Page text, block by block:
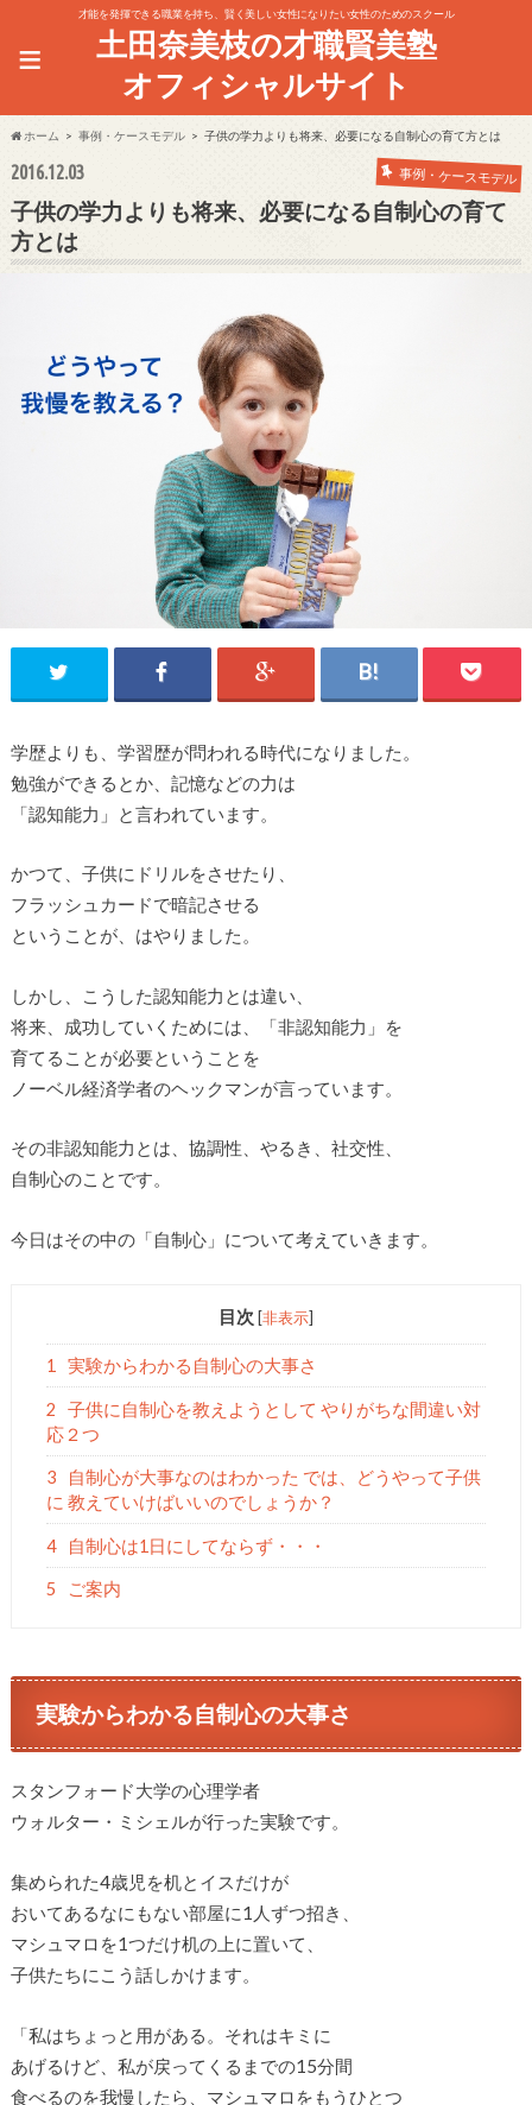
才能を発揮できる職業を持ち、賢く美しい女性になりたい女性のためのスクール
土田奈美枝の才職賢美塾
オフィシャルサイト
≡
ホーム 事例・ケースモデル 子供の学力よりも将来、必要になる自制心の育て方とは
2016.12.03 事例・ケースモデル
子供の学力よりも将来、必要になる自制心の育て
方とは
学歴よりも、学習歴が問われる時代になりました。
勉強ができるとか、記憶などの力は
「認知能力」と言われています。
かつて、子供にドリルをさせたり、
フラッシュカードで暗記させる
ということが、はやりました。
しかし、こうした認知能力とは違い、
将来、成功していくためには、「非認知能力」を
育てることが必要ということを
ノーベル経済学者のヘックマンが言っています。
その非認知能力とは、協調性、やるき、社交性、
自制心のことです。
今日はその中の「自制心」について考えていきます。
目次 [非表示]
1 実験からわかる自制心の大事さ
2
子供に自制心を教えようとして やりがちな間違い対
応２つ
3
自制心が大事なのはわかった では、どうやって子供
に 教えていけばいいのでしょうか？
4 自制心は1日にしてならず・・・
5 ご案内
実験からわかる自制心の大事さ
スタンフォード大学の心理学者
ウォルター・ミシェルが行った実験です。
集められた4歳児を机とイスだけが
おいてあるなにもない部屋に1人ずつ招き、
マシュマロを1つだけ机の上に置いて、
子供たちにこう話しかけます。
「私はちょっと用がある。それはキミに
あげるけど、私が戻ってくるまでの15分間
食べるのを我慢したら、マシュマロをもうひとつ